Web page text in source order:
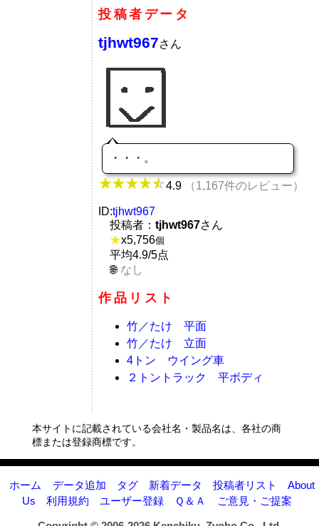
投稿者データ
tjhwt967さん
・・・。
4.9 （1,167件のレビュー）
ID:tjhwt967
投稿者： tjhwt967さん
★x5,756個
平均4.9/5点
なし
作品リスト
竹／たけ 平面
竹／たけ 立面
4トン ウイング車
２トントラック 平ボディ
本サイトに記載されている会社名・製品名は、各社の商
標または登録商標です。
ホーム データ追加 タグ 新着データ 投稿者リスト
About
Us
利用規約 ユーザー登録 Ｑ＆Ａ ご意見・ご提案